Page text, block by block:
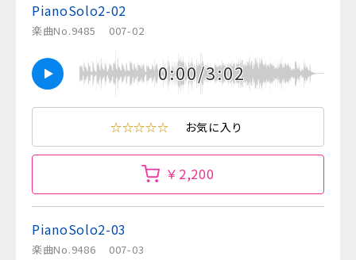
PianoSolo2-02
楽曲No.9485 007-02
0:00/3:02
☆☆☆☆☆ お気に入り
￥2,200
PianoSolo2-03
楽曲No.9486 007-03